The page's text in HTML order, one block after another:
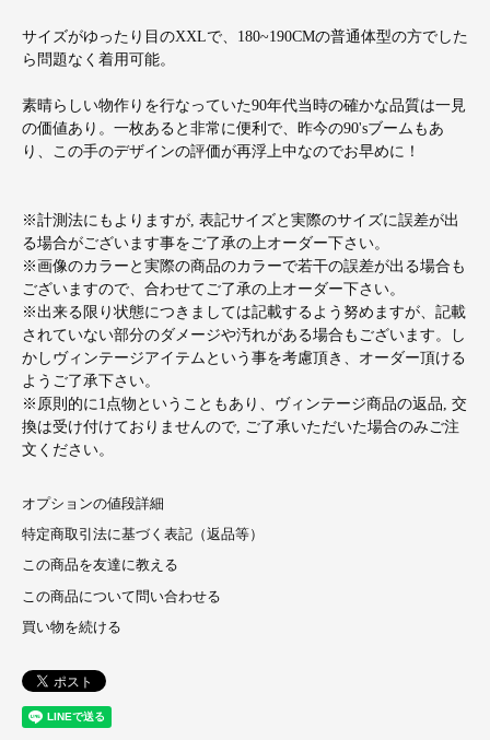
サイズがゆったり目のXXLで、180~190CMの普通体型の方でした
ら問題なく着用可能。
素晴らしい物作りを行なっていた90年代当時の確かな品質は一見
の価値あり。一枚あると非常に便利で、昨今の90'sブームもあ
り、この手のデザインの評価が再浮上中なのでお早めに！
※計測法にもよりますが, 表記サイズと実際のサイズに誤差が出
る場合がございます事をご了承の上オーダー下さい。
※画像のカラーと実際の商品のカラーで若干の誤差が出る場合も
ございますので、合わせてご了承の上オーダー下さい。
※出来る限り状態につきましては記載するよう努めますが、記載
されていない部分のダメージや汚れがある場合もございます。し
かしヴィンテージアイテムという事を考慮頂き、オーダー頂ける
ようご了承下さい。
※原則的に1点物ということもあり、ヴィンテージ商品の返品, 交
換は受け付けておりませんので, ご了承いただいた場合のみご注
文ください。
オプションの値段詳細
特定商取引法に基づく表記（返品等）
この商品を友達に教える
この商品について問い合わせる
買い物を続ける